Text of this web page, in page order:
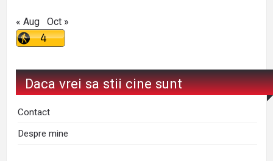
« Aug Oct »
Daca vrei sa stii cine sunt
Contact
Despre mine